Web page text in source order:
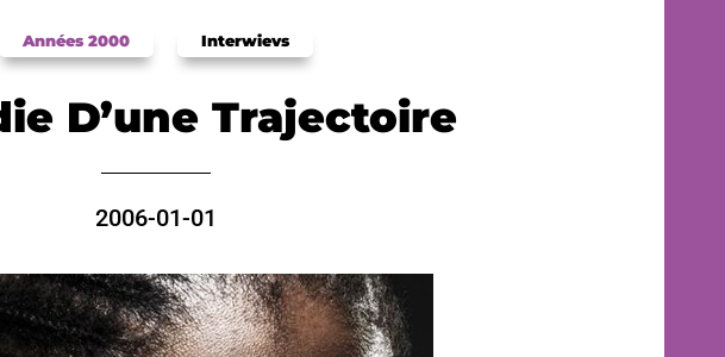
Années 2000 Interwievs
D’une Trajectoire
2006-01-01